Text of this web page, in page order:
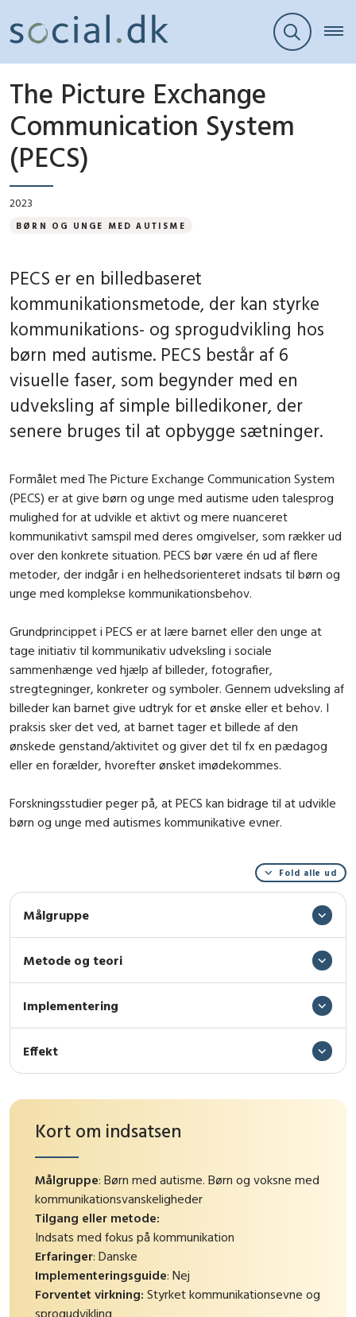
The Picture Exchange
Communication System
(PECS)
2023
BØRN OG UNGE MED AUTISME
PECS er en billedbaseret
kommunikationsmetode, der kan styrke
kommunikations- og sprogudvikling hos
børn med autisme. PECS består af 6
visuelle faser, som begynder med en
udveksling af simple billedikoner, der
senere bruges til at opbygge sætninger.
Formålet med The Picture Exchange Communication System
(PECS) er at give børn og unge med autisme uden talesprog
mulighed for at udvikle et aktivt og mere nuanceret
kommunikativt samspil med deres omgivelser, som rækker ud
over den konkrete situation. PECS bør være én ud af flere
metoder, der indgår i en helhedsorienteret indsats til børn og
unge med komplekse kommunikationsbehov.
Grundprincippet i PECS er at lære barnet eller den unge at
tage initiativ til kommunikativ udveksling i sociale
sammenhænge ved hjælp af billeder, fotografier,
stregtegninger, konkreter og symboler. Gennem udveksling af
billeder kan barnet give udtryk for et ønske eller et behov. I
praksis sker det ved, at barnet tager et billede af den
ønskede genstand/aktivitet og giver det til fx en pædagog
eller en forælder, hvorefter ønsket imødekommes.
Forskningsstudier peger på, at PECS kan bidrage til at udvikle
børn og unge med autismes kommunikative evner.
Fold alle ud
Målgruppe
Metode og teori
Implementering
Effekt
Kort om indsatsen
Målgruppe: Børn med autisme. Børn og voksne med
kommunikationsvanskeligheder
Tilgang eller metode:
Indsats med fokus på kommunikation
Erfaringer: Danske
Implementeringsguide: Nej
Forventet virkning: Styrket kommunikationsevne og
sprogudvikling